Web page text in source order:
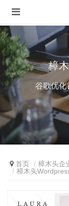
樟
谷歌优化
首页
樟木头企
樟木头